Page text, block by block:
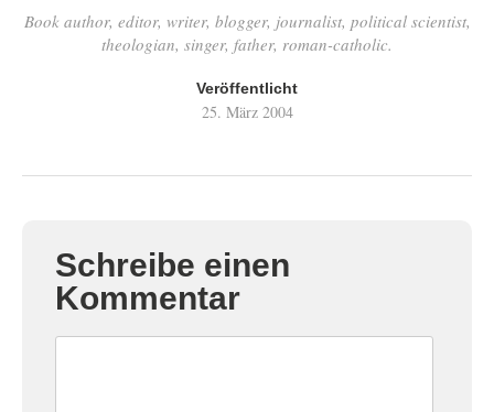
Book author, editor, writer, blogger, journalist, political scientist,
theologian, singer, father, roman-catholic.
Veröffentlicht
25. März 2004
Schreibe einen
Kommentar